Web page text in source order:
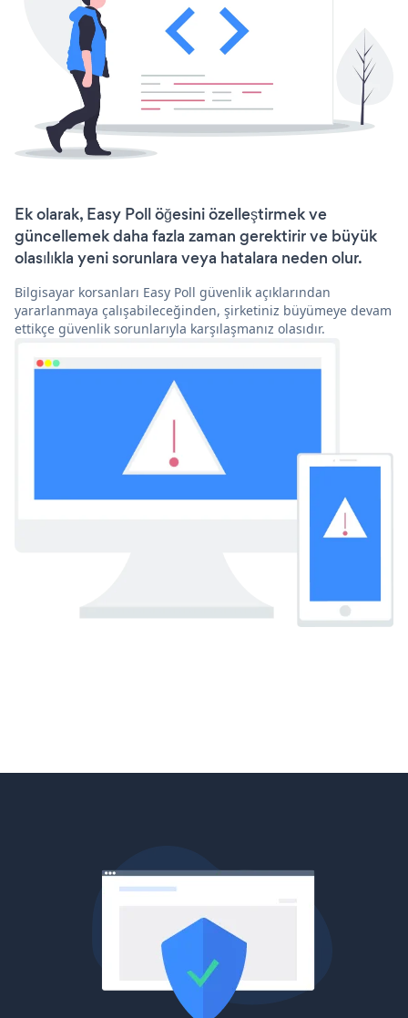
Ek olarak, Easy Poll öğesini özelleştirmek ve
güncellemek daha fazla zaman gerektirir ve büyük
olasılıkla yeni sorunlara veya hatalara neden olur.
Bilgisayar korsanları Easy Poll güvenlik açıklarından
yararlanmaya çalışabileceğinden, şirketiniz büyümeye devam
ettikçe güvenlik sorunlarıyla karşılaşmanız olasıdır.